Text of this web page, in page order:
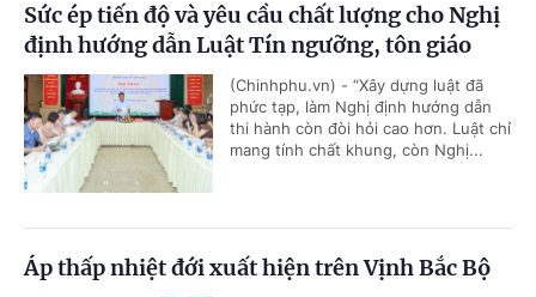
Sức ép tiến độ và yêu cầu chất lượng cho Nghị
định hướng dẫn Luật Tín ngưỡng, tôn giáo
(Chinhphu.vn) - “Xây dựng luật đã
phức tạp, làm Nghị định hướng dẫn
thi hành còn đòi hỏi cao hơn. Luật chỉ
mang tính chất khung, còn Nghị...
Áp thấp nhiệt đới xuất hiện trên Vịnh Bắc Bộ